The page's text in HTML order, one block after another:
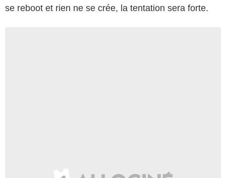
se reboot et rien ne se crée, la tentation sera forte.